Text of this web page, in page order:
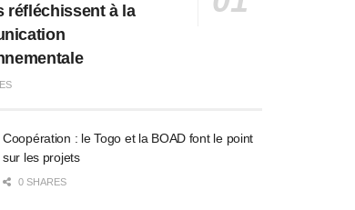
réfléchissent à la
Coopération : le Togo et la BOAD font le point
sur les projets
0 SHARES